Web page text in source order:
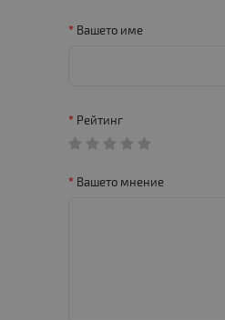
Вашето име
Рейтинг
Вашето мнение